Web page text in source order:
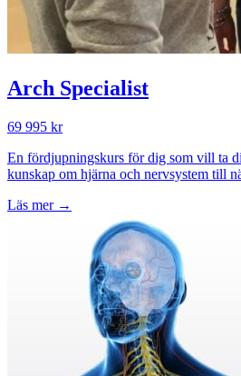
Arch Specialist
69 995 kr
En fördjupningskurs för dig som vill ta
kunskap om hjärna och nervsystem till
Läs mer →